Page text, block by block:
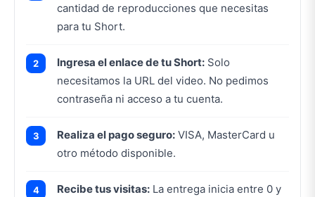
cantidad de reproducciones que necesitas
para tu Short.
Ingresa el enlace de tu Short: Solo
necesitamos la URL del video. No pedimos
contraseña ni acceso a tu cuenta.
Realiza el pago seguro: VISA, MasterCard u
otro método disponible.
Recibe tus visitas: La entrega inicia entre 0 y